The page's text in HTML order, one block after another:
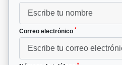
Correo electrónico *